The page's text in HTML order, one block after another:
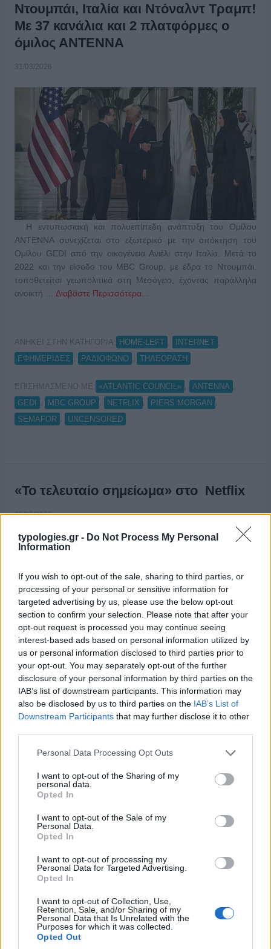
typologies.gr - Do Not Process My Personal
Information
If you wish to opt-out of the sale, sharing to third parties, or
processing of your personal or sensitive information for
targeted advertising by us, please use the below opt-out
section to confirm your selection. Please note that after your
opt-out request is processed you may continue seeing
interest-based ads based on personal information utilized by
us or personal information disclosed to third parties prior to
your opt-out. You may separately opt-out of the further
disclosure of your personal information by third parties on the
IAB’s list of downstream participants. This information may
also be disclosed by us to third parties on the IAB’s List of
Downstream Participants that may further disclose it to other
Please note that this website/app uses one or more Google
not limited to your visit or usage behaviour. You may click to
grant or deny consent to Google and its third-party tags to
use your data for below specified purposes in below Google
consent section.
Personal Data Processing Opt Outs
I want to opt-out of the Sharing of my
personal data.
Opted In
I want to opt-out of the Sale of my
Personal Data.
Opted In
I want to opt-out of processing my
Personal Data for Targeted Advertising.
Opted In
I want to opt-out of Collection, Use,
Retention, Sale, and/or Sharing of my
Personal Data that Is Unrelated with the
Purposes for which it was collected.
Opted Out
Ντουμπάι, Ιταλία και Ντόναλντ Τραμπ!
Με 37 κανάλια και 2 πλατφόρμες ο
όμιλος ΑΝΤΕΝΝΑ
31/03/2026
Η εντυπωσιακή και πολυεπίπεδη ανάπτυξη του Ομίλου
ΑΝΤΕΝΝΑ συνεχίζεται στο εξωτερικό με την απόκτηση του
Ομίλου GEDI από την οικογένεια Ανιέλι στην Ιταλία. Μετά το
2022 και την είσοδο του MBC Group, με έδρα το Ντουμπάι,
τοποθετείται γεωπολιτικά στη Μεσόγειο, έχοντας παράλληλα
ανοικτή … Διαβάστε Περισσότερα...
ΑΝΗΚΕΙ ΣΤΗΝ ΚΑΤΗΓΟΡΙΑ: HOME-LEFT INTERNET
ΕΦΗΜΕΡΙΔΕΣ
ΡΑΔΙΟΦΩΝΟ ΤΗΛΕΟΡΑΣΗ
ΕΠΙΣΗΜΑΣΜΕΝΟ ΜΕ: «ATLANTIC COUNCIL» ANTENNA
GEDI
MBC GROUP NETFLIX PIERS MORGAN
SEMAFOR
UNCENSORED
«Το τελευταίο σημείωμα» στο Netflix
22/03/2026
Στο Netflix η ταινία «Το τελευταίο σημείωμα» του Παντελή
Βούλγαρη και της Ιωάννας Καρυστιάνη. Η άκρως επίκαιρη
ταινία για τον Ναπολέοντα Σουκατζίδη και τους συνολικά 200
εκτελεσθέντες την 1η Μαΐου του 1944 στην Καισαριανή, θα
βρίσκετι από την αρχή του επόμεμο μήνα στο Netflix Παίζουν
οι …Διαβάστε Περισσότερα...
ΑΝΗΚΕΙ ΣΤΗΝ ΚΑΤΗΓΟΡΙΑ: ΤΗΛΕΟΡΑΣΗ
NETFLIX
«Πίσω από τις θημωνιές» και
«Παιχνίδια Εκδίκησης» στο Netflix
17/03/2026